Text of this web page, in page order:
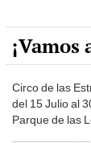
¡Vamos
Circo de las
del 15 Julio al
Parque de las